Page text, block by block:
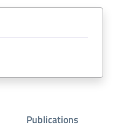
Publications